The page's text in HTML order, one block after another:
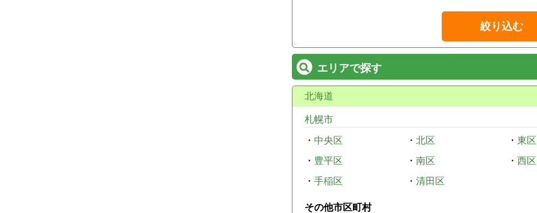
絞り込む
エリアで探す
北海道
札幌市
・ 中央区 ・ 北区 ・ 東区
・ 豊平区 ・ 南区 ・ 西区
・ 手稲区 ・ 清田区
その他市区町村